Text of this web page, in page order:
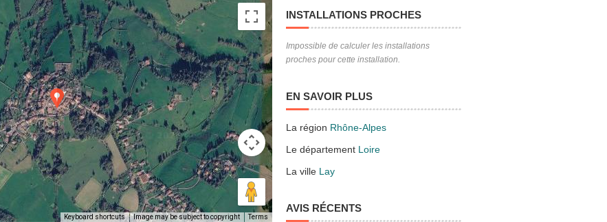
Keyboard shortcuts Image may be subject to copyright Terms
INSTALLATIONS PROCHES
Impossible de calculer les installations
proches pour cette installation.
EN SAVOIR PLUS
La région Rhône-Alpes
Le département Loire
La ville Lay
AVIS RÉCENTS